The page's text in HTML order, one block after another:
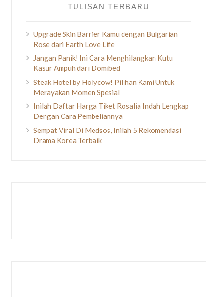
TULISAN TERBARU
Upgrade Skin Barrier Kamu dengan Bulgarian
Rose dari Earth Love Life
Jangan Panik! Ini Cara Menghilangkan Kutu
Kasur Ampuh dari Domibed
Steak Hotel by Holycow! Pilihan Kami Untuk
Merayakan Momen Spesial
Inilah Daftar Harga Tiket Rosalia Indah Lengkap
Dengan Cara Pembeliannya
Sempat Viral Di Medsos, Inilah 5 Rekomendasi
Drama Korea Terbaik